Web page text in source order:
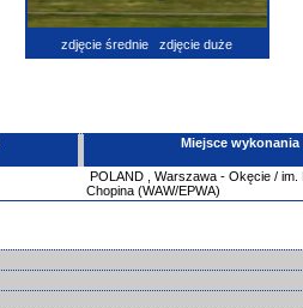
zdjęcie średnie zdjęcie duże
Miejsce wykonania
POLAND, Warszawa - Okęcie / im.
Chopina (WAW/EPWA)